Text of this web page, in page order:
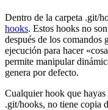
Dentro de la carpeta .git/
hooks. Estos hooks no
después de los comandos
ejecución para hacer
permite manipular
genera por defecto.
Cualquier hook que
.git/hooks, no tiene copia